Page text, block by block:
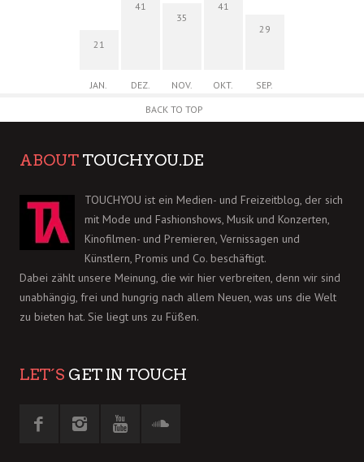
21
JAN.
41
DEZ.
35
NOV.
41
OKT.
29
SEP.
BACK TO TOP
ABOUT TOUCHYOU.DE
TOUCHYOU ist ein Medien- und Freizeitblog, der sich
mit Mode und Fashionshows, Musik und Konzerten,
Kinofilmen- und Premieren, Vernissagen und
Künstlern, Promis und Co. beschäftigt.
Dabei zählt unsere Meinung, die wir hier verbreiten, denn wir sind
unabhängig, frei und hungrig nach allem Neuen, was uns die Welt
zu bieten hat. Sie liegt uns zu Füßen.
LET´S GET IN TOUCH